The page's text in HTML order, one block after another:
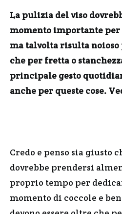
La pulizia del viso
momento importante
ma talvolta risulta
che per fretta o
principale gesto
anche per queste cose.
Credo e penso sia giusto
dovrebbe prendersi
proprio tempo per
momento di coccole e